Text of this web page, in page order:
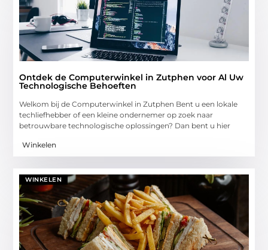
Ontdek de Computerwinkel in Zutphen voor Al Uw
Technologische Behoeften
Welkom bij de Computerwinkel in Zutphen Bent u een lokale
techliefhebber of een kleine ondernemer op zoek naar
betrouwbare technologische oplossingen? Dan bent u hier
Winkelen
WINKELEN